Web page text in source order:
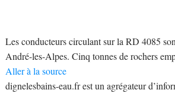
Les conducteurs circulant sur la RD 4085
André-les-Alpes. Cinq tonnes de rochers
Aller à la source
dignelesbains-eau.fr est un agrégateur